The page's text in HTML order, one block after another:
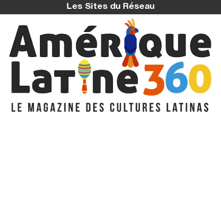
Les Sites du Réseau